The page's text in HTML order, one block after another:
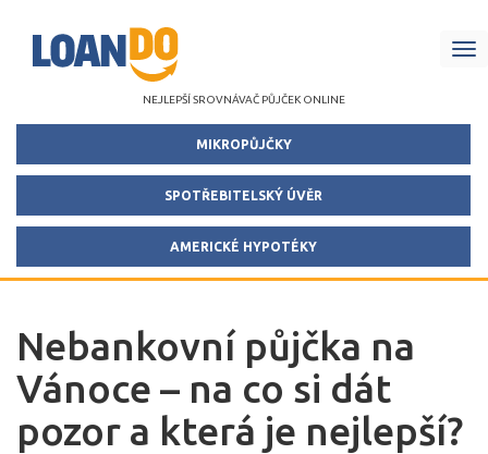
NEJLEPŠÍ SROVNÁVAČ PŮJČEK ONLINE
MIKROPŮJČKY
SPOTŘEBITELSKÝ ÚVĚR
AMERICKÉ HYPOTÉKY
Nebankovní půjčka na
Vánoce – na co si dát
pozor a která je nejlepší?